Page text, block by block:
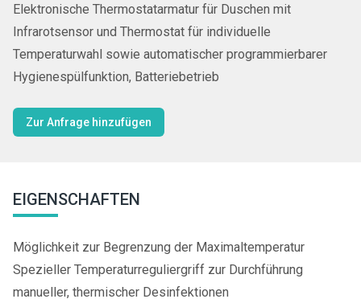
Elektronische Thermostatarmatur für Duschen mit
Infrarotsensor und Thermostat für individuelle
Temperaturwahl sowie automatischer programmierbarer
Hygienespülfunktion, Batteriebetrieb
Zur Anfrage hinzufügen
EIGENSCHAFTEN
Möglichkeit zur Begrenzung der Maximaltemperatur
Spezieller Temperaturreguliergriff zur Durchführung
manueller, thermischer Desinfektionen